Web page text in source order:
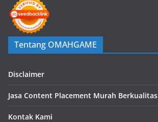
Tentang OMAHGAME
Disclaimer
Jasa Content Placement Murah Berkualitas
Kontak Kami